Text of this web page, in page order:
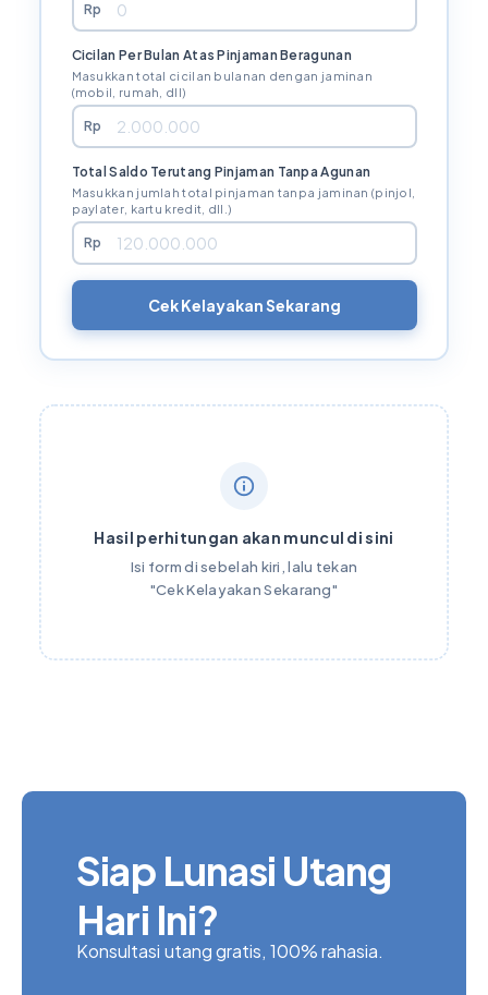
Rp
Cicilan Per Bulan Atas Pinjaman Beragunan
Masukkan total cicilan bulanan dengan jaminan
(mobil, rumah, dll)
Rp
Total Saldo Terutang Pinjaman Tanpa Agunan
Masukkan jumlah total pinjaman tanpa jaminan (pinjol,
paylater, kartu kredit, dll.)
Rp
Cek Kelayakan Sekarang
Hasil perhitungan akan muncul di sini
Isi form di sebelah kiri, lalu tekan
"Cek Kelayakan Sekarang"
Siap Lunasi Utang
Hari Ini?
Konsultasi utang gratis, 100% rahasia.